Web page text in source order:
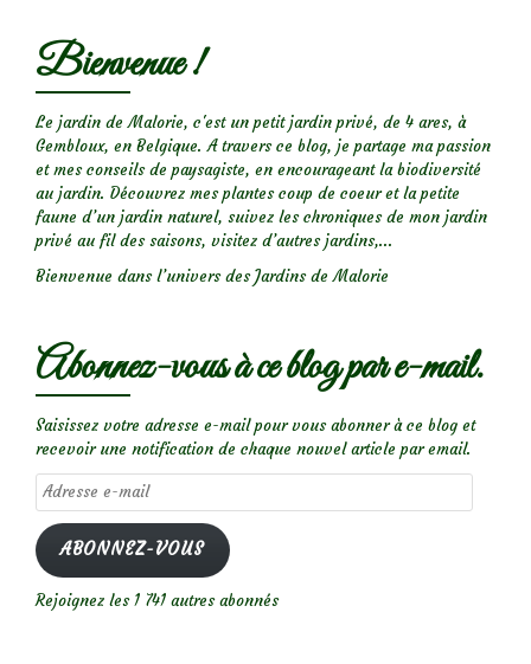
Bienvenue !
Le jardin de Malorie, c'est un petit jardin privé, de 4 ares, à
Gembloux, en Belgique. A travers ce blog, je partage ma passion
et mes conseils de paysagiste, en encourageant la biodiversité
au jardin. Découvrez mes plantes coup de coeur et la petite
faune d’un jardin naturel, suivez les chroniques de mon jardin
privé au fil des saisons, visitez d’autres jardins,...
Bienvenue dans l’univers des Jardins de Malorie
Abonnez-vous à ce blog par e-mail.
Saisissez votre adresse e-mail pour vous abonner à ce blog et
recevoir une notification de chaque nouvel article par email.
Adresse
e-
mail
ABONNEZ-VOUS
Rejoignez les 1 741 autres abonnés